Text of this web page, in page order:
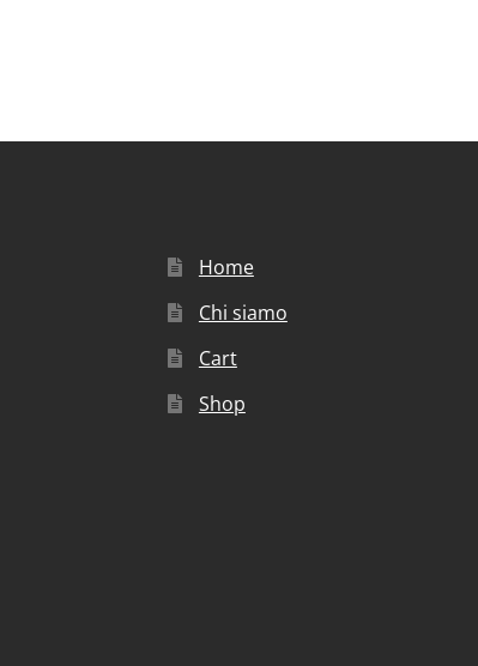
Home
Chi siamo
Cart
Shop